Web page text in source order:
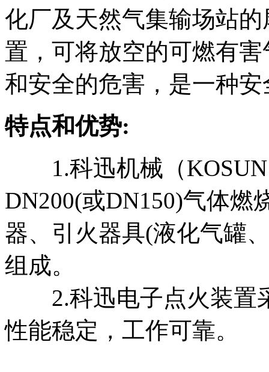
化厂及天然气集输场站
置，可将放空的可燃有
和安全的危害，是一种
特点和优势:
1.科迅机械（KOSUN
DN200(或DN150)气体燃
器、引火器具(液化气罐
组成。
2.科迅电子点火装置
性能稳定，工作可靠。